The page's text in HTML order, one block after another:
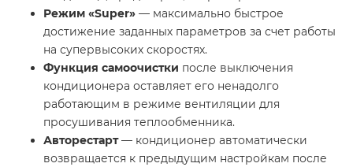
Режим «Super» — максимально быстрое
достижение заданных параметров за счет работы
на супервысоких скоростях.
Функция самоочистки после выключения
кондиционера оставляет его ненадолго
работающим в режиме вентиляции для
просушивания теплообменника.
Авторестарт— кондиционер автоматически
возвращается к предыдущим настройкам после